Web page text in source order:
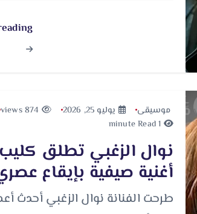
موسيقى يوليو 25, 2026
أغنية صيفية بإيقاع
طرحت الفنانة نوال الزغبي أحدث